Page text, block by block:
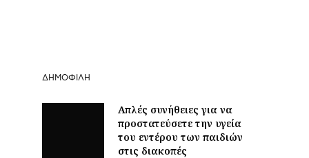
ΔΗΜΟΦΙΛΉ
Απλές συνήθειες για να
προστατεύσετε την υγεία
του εντέρου των παιδιών
στις διακοπές